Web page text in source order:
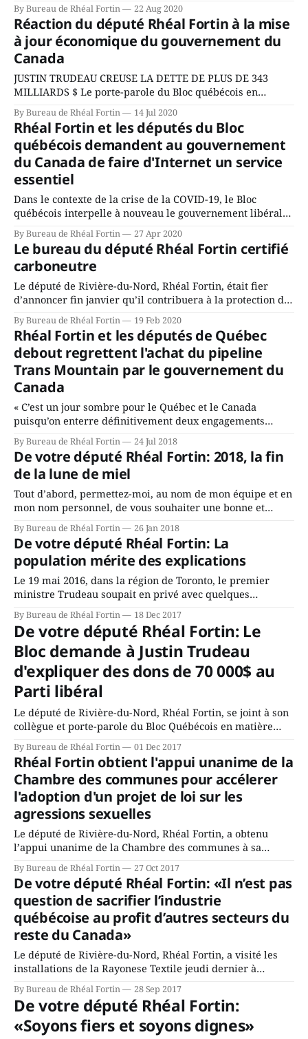
gouvernement alors que celui-ci avait été averti par les
fonctionnaires, dans une note de service, que l’organisme
n’avait pas
By Bureau de Rhéal Fortin 22 Aug 2020
Réaction du député Rhéal Fortin à la mise
à jour économique du gouvernement du
Canada
JUSTIN TRUDEAU CREUSE LA DETTE DE PLUS DE 343
MILLIARDS $ Le porte-parole du Bloc québécois en
matière de finances, Gabriel Ste-Marie, et le député de
Rivière-du-Nord, Rhéal Éloi Fortin, déplorent que le
gouvernement de Justin Trudeau n’ait pas profité de la
mise à jour économique
By Bureau de Rhéal Fortin 14 Jul 2020
Rhéal Fortin et les députés du Bloc
québécois demandent au gouvernement
du Canada de faire d'Internet un service
essentiel
Dans le contexte de la crise de la COVID-19, le Bloc
québécois interpelle à nouveau le gouvernement libéral
afin qu’il agisse pour augmenter l’accessibilité à Internet
pour tous le plus rapidement possible. Le député de
Rivière-du-Nord, Rhéal Fortin, se sent particulièrement
interpellé par cet enjeu.
By Bureau de Rhéal Fortin 27 Apr 2020
Le bureau du député Rhéal Fortin certifié
carboneutre
Le député de Rivière-du-Nord, Rhéal Fortin, était fier
d’annoncer fin janvier qu’il contribuera à la protection de
notre environnement en compensant les émissions de gaz
à effet de serre (GES) émises annuellement par ses
activités professionnelles. Le bureau du député de
Rivière-du-Nord devient donc
By Bureau de Rhéal Fortin 19 Feb 2020
Rhéal Fortin et les députés de Québec
debout regrettent l'achat du pipeline
Trans Mountain par le gouvernement du
Canada
« C’est un jour sombre pour le Québec et le Canada
puisqu’on enterre définitivement deux engagements
cruciaux du gouvernement Trudeau : celui d’être un
leader mondial dans la lutte aux changements climatiques
en même temps que celui de mettre l’acceptabilité sociale
au cœur du processus de décision devant
By Bureau de Rhéal Fortin 24 Jul 2018
De votre député Rhéal Fortin: 2018, la fin
de la lune de miel
Tout d’abord, permettez-moi, au nom de mon équipe et en
mon nom personnel, de vous souhaiter une bonne et
heureuse année. Si 2018 a commencé dans le froid
polaire, cette année s’annonce très chaude sur le plan
politique. Évidemment, la question de la légalisation de la
marijuana
By Bureau de Rhéal Fortin 26 Jan 2018
De votre député Rhéal Fortin: La
population mérite des explications
Le 19 mai 2016, dans la région de Toronto, le premier
ministre Trudeau soupait en privé avec quelques
milliardaires chinois qui avaient déboursé 1500$ pour ce
privilège. Parmi ceux-ci, le fondateur de la Wealth One,
une banque dédiée à la communauté chinoise de Toronto
et Vancouver, et dont le
By Bureau de Rhéal Fortin 18 Dec 2017
De votre député Rhéal Fortin: Le
Bloc demande à Justin Trudeau
d'expliquer des dons de 70 000$ au
Parti libéral
Le député de Rivière-du-Nord, Rhéal Fortin, se joint à son
collègue et porte-parole du Bloc Québécois en matière
d’institutions démocratiques, Luc Thériault, pour
demander des explications à Justin Trudeau. Le Bloc
Québécois s’interroge en effet à savoir comment sa
circonscription de Papineau a pu amasser
By Bureau de Rhéal Fortin 01 Dec 2017
Rhéal Fortin obtient l'appui unanime de la
Chambre des communes pour accélerer
l'adoption d'un projet de loi sur les
agressions sexuelles
Le député de Rivière-du-Nord, Rhéal Fortin, a obtenu
l’appui unanime de la Chambre des communes à sa
motion demandant au Sénat d’adopter, dans les meilleurs
délais, le projet de loi C-337. Le projet de loi C-337, déposé
par l’ancienne chef intérimaire du Parti
By Bureau de Rhéal Fortin 27 Oct 2017
De votre député Rhéal Fortin: «Il n’est pas
question de sacrifier l’industrie
québécoise au profit d’autres secteurs du
reste du Canada»
Le député de Rivière-du-Nord, Rhéal Fortin, a visité les
installations de la Rayonese Textile jeudi dernier à
l’invitation du vice-président Patrick Deschênes. M. Fortin
tenait à prendre le pouls des travailleurs de la compagnie,
établie à Saint-Jérôme depuis 1954, alors que s’amorçait
samedi la
By Bureau de Rhéal Fortin 28 Sep 2017
De votre député Rhéal Fortin:
«Soyons fiers et soyons dignes»